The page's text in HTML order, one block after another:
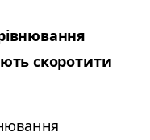
скоротити